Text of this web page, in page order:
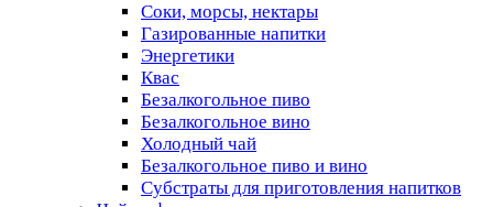
Соки, морсы, нектары
Газированные напитки
Энергетики
Квас
Безалкогольное пиво
Безалкогольное вино
Холодный чай
Безалкогольное пиво и вино
Субстраты для приготовления напитков